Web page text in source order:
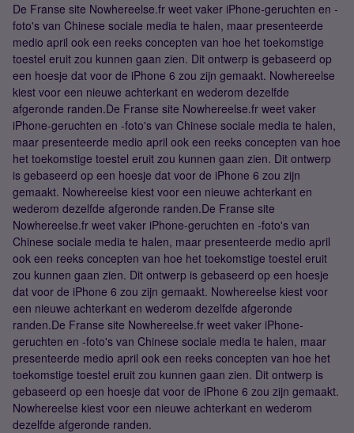
De Franse site Nowhereelse.fr weet vaker iPhone-geruchten en -
foto's van Chinese sociale media te halen, maar presenteerde
medio april ook een reeks concepten van hoe het toekomstige
toestel eruit zou kunnen gaan zien. Dit ontwerp is gebaseerd op
een hoesje dat voor de iPhone 6 zou zijn gemaakt. Nowhereelse
kiest voor een nieuwe achterkant en wederom dezelfde
afgeronde randen.De Franse site Nowhereelse.fr weet vaker
iPhone-geruchten en -foto's van Chinese sociale media te halen,
maar presenteerde medio april ook een reeks concepten van hoe
het toekomstige toestel eruit zou kunnen gaan zien. Dit ontwerp
is gebaseerd op een hoesje dat voor de iPhone 6 zou zijn
gemaakt. Nowhereelse kiest voor een nieuwe achterkant en
wederom dezelfde afgeronde randen.De Franse site
Nowhereelse.fr weet vaker iPhone-geruchten en -foto's van
Chinese sociale media te halen, maar presenteerde medio april
ook een reeks concepten van hoe het toekomstige toestel eruit
zou kunnen gaan zien. Dit ontwerp is gebaseerd op een hoesje
dat voor de iPhone 6 zou zijn gemaakt. Nowhereelse kiest voor
een nieuwe achterkant en wederom dezelfde afgeronde
randen.De Franse site Nowhereelse.fr weet vaker iPhone-
geruchten en -foto's van Chinese sociale media te halen, maar
presenteerde medio april ook een reeks concepten van hoe het
toekomstige toestel eruit zou kunnen gaan zien. Dit ontwerp is
gebaseerd op een hoesje dat voor de iPhone 6 zou zijn gemaakt.
Nowhereelse kiest voor een nieuwe achterkant en wederom
dezelfde afgeronde randen.